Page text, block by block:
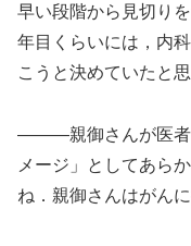
早い段階から見切り
年目くらいには，内
こうと決めていたと思
―――親御さんが医者
メージ」としてあら
ね．親御さんはがん